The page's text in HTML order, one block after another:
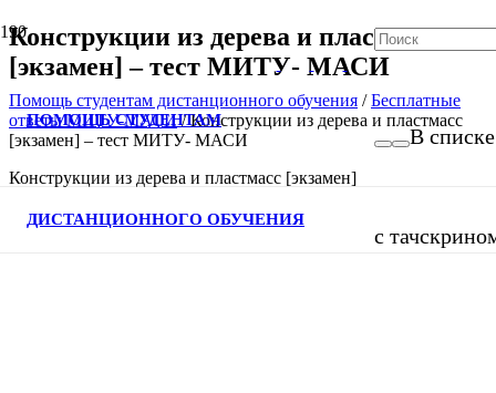
ПОМОЩЬ СТУДЕНТАМ
ДИСТАНЦИОННОГО ОБУЧЕНИЯ
В
с
Конструкции из дерева и пластмасс
[экзамен] – тест МИТУ- МАСИ
Помощь студентам дистанционного обучения /Бесплатные
ответы МИТУ-МАСИ/Конструкции из дерева и пластмасс
[экзамен] – тест МИТУ- МАСИ
Конструкции из дерева и пластмасс [экзамен]